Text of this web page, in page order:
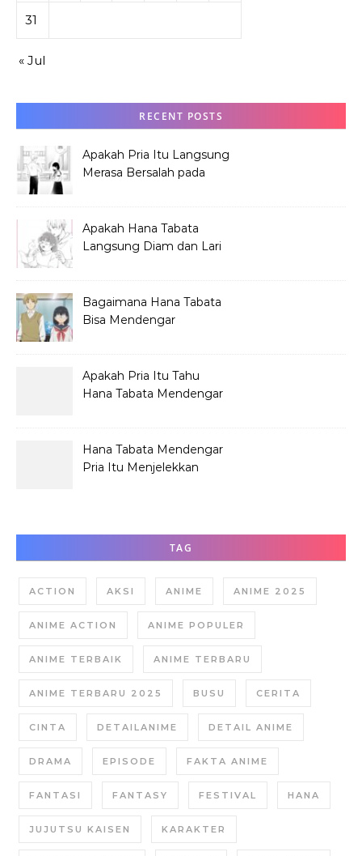
31
« Jul
RECENT POSTS
Apakah Pria Itu Langsung
Merasa Bersalah pada
Apakah Hana Tabata
Langsung Diam dan Lari
Bagaimana Hana Tabata
Bisa Mendengar
Apakah Pria Itu Tahu
Hana Tabata Mendengar
Hana Tabata Mendengar
Pria Itu Menjelekkan
TAG
ACTION AKSI ANIME ANIME 2025
ANIME ACTION ANIME POPULER
ANIME TERBAIK ANIME TERBARU
ANIME TERBARU 2025 BUSU CERITA
CINTA DETAILANIME DETAIL ANIME
DRAMA EPISODE FAKTA ANIME
FANTASI FANTASY FESTIVAL HANA
JUJUTSU KAISEN KARAKTER